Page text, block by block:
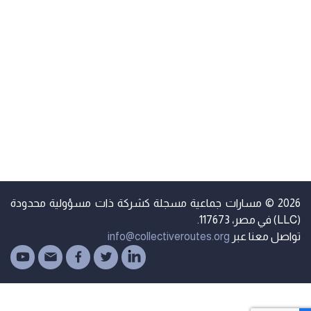
2026 © مسارات جماعية مسجلة كشركة ذات مسؤولية محدودة
معنا عبرinfo@collectiveroutes.org